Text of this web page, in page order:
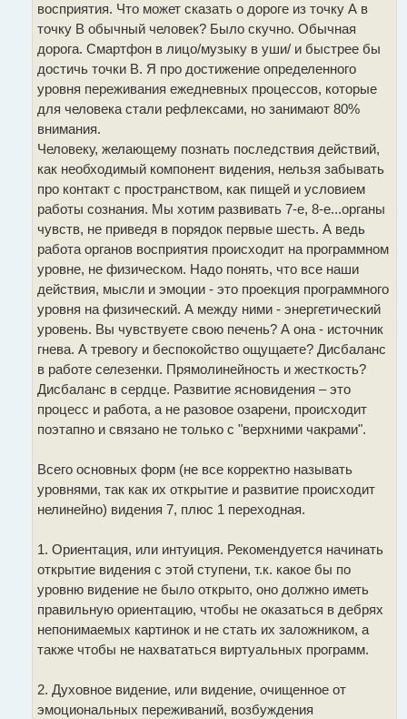
восприятия. Что может сказать о дороге из точку А в
точку В обычный человек? Было скучно. Обычная
дорога. Смартфон в лицо/музыку в уши/ и быстрее бы
достичь точки В. Я про достижение определенного
уровня переживания ежедневных процессов, которые
для человека стали рефлексами, но занимают 80%
внимания.
Человеку, желающему познать последствия действий,
как необходимый компонент видения, нельзя забывать
про контакт с пространством, как пищей и условием
работы сознания. Мы хотим развивать 7-е, 8-е...органы
чувств, не приведя в порядок первые шесть. А ведь
работа органов восприятия происходит на программном
уровне, не физическом. Надо понять, что все наши
действия, мысли и эмоции - это проекция программного
уровня на физический. А между ними - энергетический
уровень. Вы чувствуете свою печень? А она - источник
гнева. А тревогу и беспокойство ощущаете? Дисбаланс
в работе селезенки. Прямолинейность и жесткость?
Дисбаланс в сердце. Развитие ясновидения – это
процесс и работа, а не разовое озарени, происходит
поэтапно и связано не только с "верхними чакрами".
Всего основных форм (не все корректно называть
уровнями, так как их открытие и развитие происходит
нелинейно) видения 7, плюс 1 переходная.
1. Ориентация, или интуиция. Рекомендуется начинать
открытие видения с этой ступени, т.к. какое бы по
уровню видение не было открыто, оно должно иметь
правильную ориентацию, чтобы не оказаться в дебрях
непонимаемых картинок и не стать их заложником, а
также чтобы не нахвататься виртуальных программ.
2. Духовное видение, или видение, очищенное от
эмоциональных переживаний, возбуждения